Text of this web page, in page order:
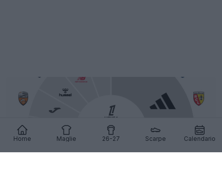
Home Maglie 26-27 Scarpe Calendario